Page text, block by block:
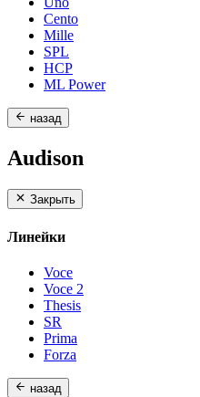
Cento
Mille
SPL
HCP
ML Power
назад
Audison
Закрыть
Линейки
Voce
Voce 2
Thesis
SR
Prima
Forza
назад